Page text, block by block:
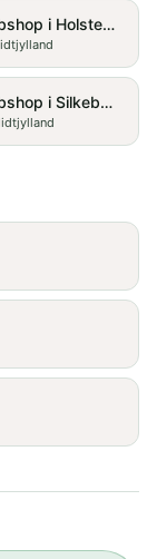
lav webshop i Holstebro
lav webshop i Silkeborg